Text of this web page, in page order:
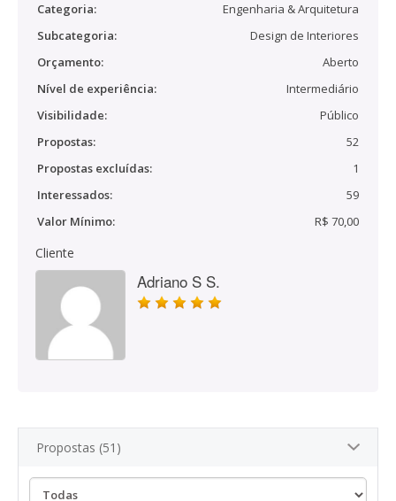
Categoria:
Engenharia & Arquitetura
Subcategoria:
Design de Interiores
Orçamento:
Aberto
Nível de experiência:
Intermediário
Visibilidade:
Público
Propostas:
52
Propostas excluídas:
1
Interessados:
59
Valor Mínimo:
R$ 70,00
Cliente
Adriano S S.
Propostas (51)